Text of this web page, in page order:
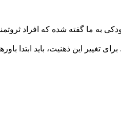
ما گفته شده که افراد ثروتمند
تغییر این ذهنیت، باید ابتدا